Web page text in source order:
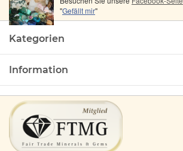
"Gefällt mir"
Kategorien
Information